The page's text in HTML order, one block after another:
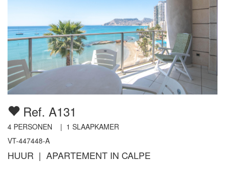
Ref. A131
4 PERSONEN | 1 SLAAPKAMER
VT-447448-A
HUUR | APARTEMENT IN CALPE